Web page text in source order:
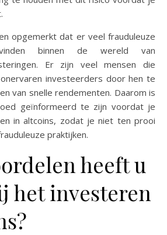
opgemerkt dat er veel frauduleuze
binnen de wereld van
Er zijn veel mensen die
investeerders door hen te
van snelle rendementen. Daarom is
geïnformeerd te zijn voordat je
in altcoins, zodat je niet ten prooi
praktijken.
heeft u
het investeren